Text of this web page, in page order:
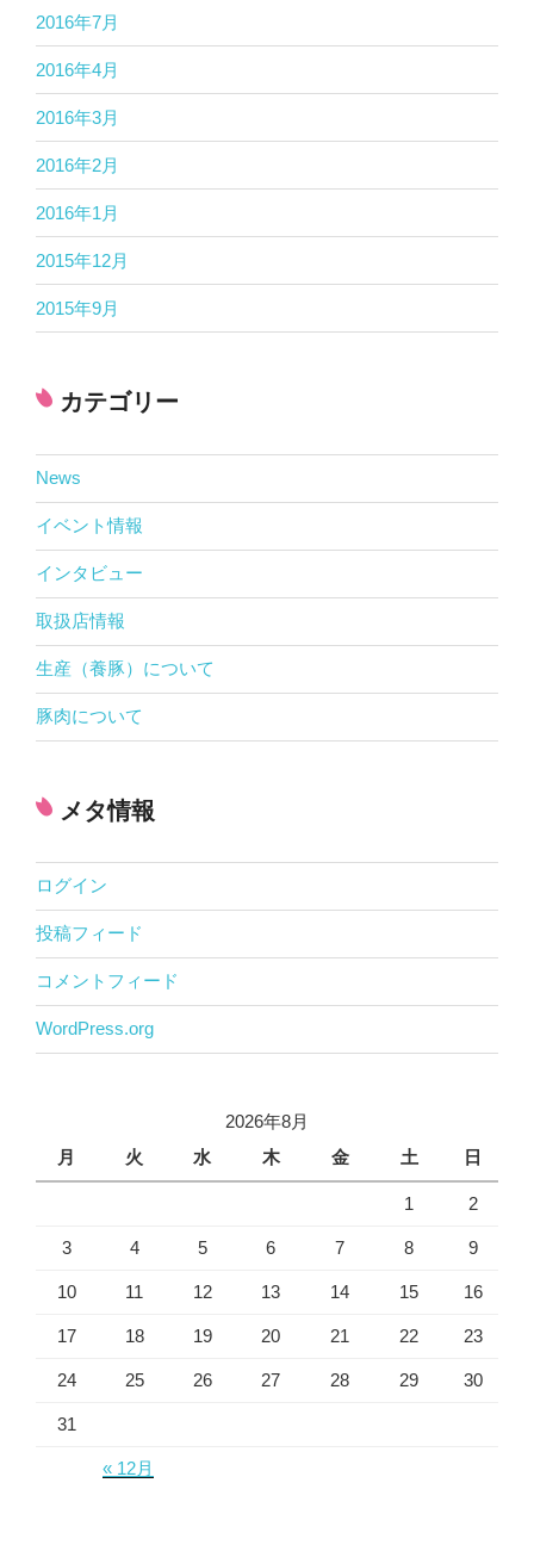
2016年7月
2016年4月
2016年3月
2016年2月
2016年1月
2015年12月
2015年9月
カテゴリー
News
イベント情報
インタビュー
取扱店情報
生産（養豚）について
豚肉について
メタ情報
ログイン
投稿フィード
コメントフィード
WordPress.org
2026年8月
月
火 水 木 金 土 日
1 2
3 4 5 6 7 8 9
10 11 12 13 14 15 16
17 18 19 20 21 22 23
24 25 26 27 28 29 30
31
« 12月